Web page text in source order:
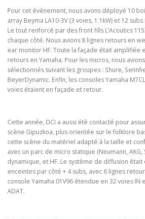
Pour cet événement, nous avons déployé 10
array Beyma LA10-3V (3 voies, 1.1kW) et 12
Le tout renforcé par des front fills L’Acoutics
chaque côté. Nous avions 8 lignes retours en
ear monitor HF. Toute la façade était amplifiée
retours en Yamaha. Pour les micros, nous
sélectionnés suivant les groupes : Shure,
BeyerDynamic. Enfin, les consoles Yamaha
voies étaient en façade et retour.
Cette année, DCI a aussi été contacté pour
scène Gipuzkoa, plus orientée sur le folklore
cette scène du matériel adapté à la taille et
avec un parc de micro statique (Neumann, AKG,
dynamique, et HF. Le système de diffusion
enceintes par côté + 4 subs, avec 6 lignes
console Yamaha 01V96 étendue en 32 voies IN
ADAT.